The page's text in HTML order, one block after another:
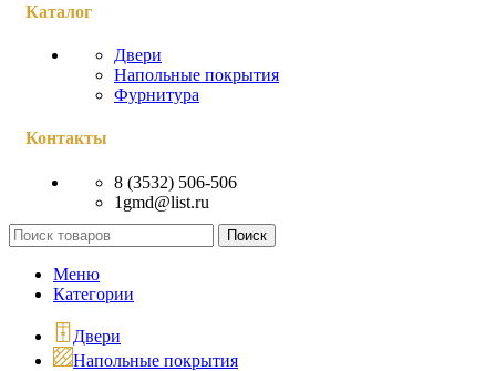
Каталог
Двери
Напольные покрытия
Фурнитура
Контакты
8 (3532) 506-506
1gmd@list.ru
Поиск
Меню
Категории
Двери
Напольные покрытия